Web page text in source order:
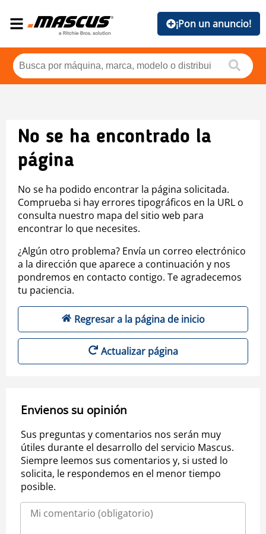
¡Pon un anuncio!
No se ha encontrado la
página
No se ha podido encontrar la página solicitada.
Comprueba si hay errores tipográficos en la URL o
consulta nuestro mapa del sitio web para
encontrar lo que necesites.
¿Algún otro problema? Envía un correo electrónico
a la dirección que aparece a continuación y nos
pondremos en contacto contigo. Te agradecemos
tu paciencia.
Regresar a la página de inicio
Actualizar página
Envienos su opinión
Sus preguntas y comentarios nos serán muy
útiles durante el desarrollo del servicio Mascus.
Siempre leemos sus comentarios y, si usted lo
solicita, le respondemos en el menor tiempo
posible.